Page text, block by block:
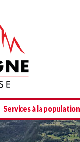
Services à la population